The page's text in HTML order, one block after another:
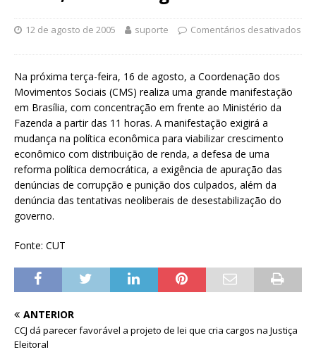
12 de agosto de 2005 suporte Comentários desativados
Na próxima terça-feira, 16 de agosto, a Coordenação dos
Movimentos Sociais (CMS) realiza uma grande manifestação
em Brasília, com concentração em frente ao Ministério da
Fazenda a partir das 11 horas. A manifestação exigirá a
mudança na política econômica para viabilizar crescimento
econômico com distribuição de renda, a defesa de uma
reforma política democrática, a exigência de apuração das
denúncias de corrupção e punição dos culpados, além da
denúncia das tentativas neoliberais de desestabilização do
governo.
Fonte: CUT
ANTERIOR
CCJ dá parecer favorável a projeto de lei que cria cargos na Justiça
Eleitoral